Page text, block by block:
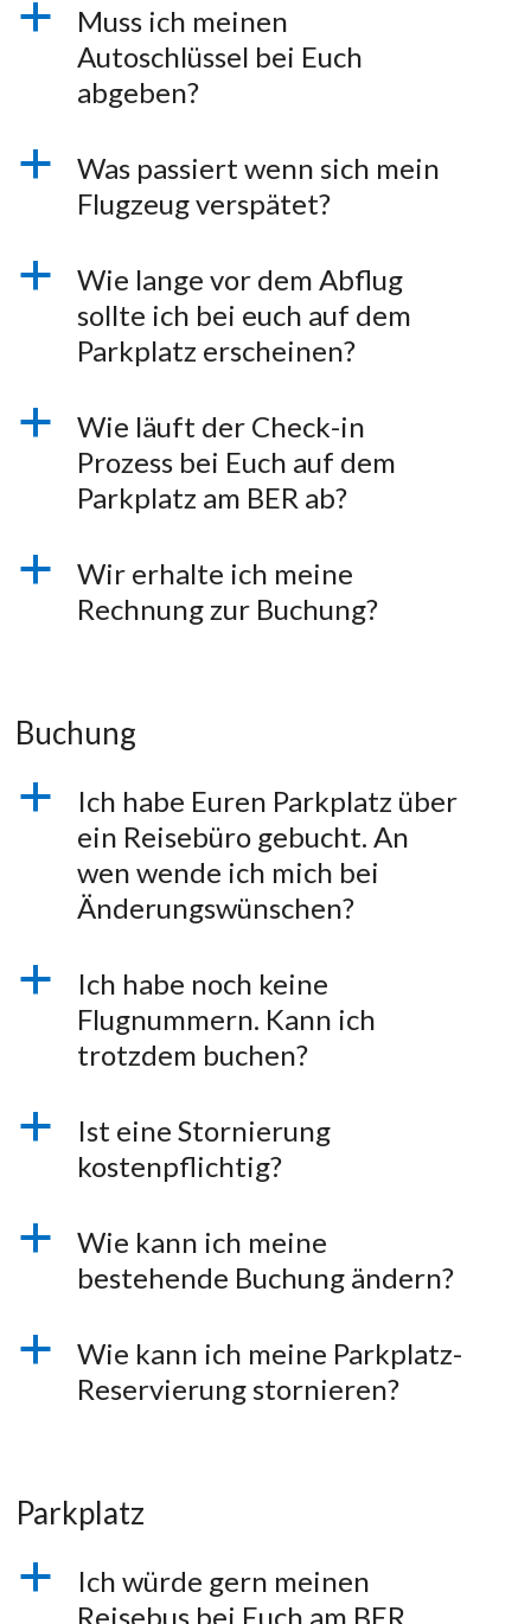
a
Muss ich meinen
Autoschlüssel bei Euch
abgeben?
a
Was passiert wenn sich mein
Flugzeug verspätet?
a
Wie lange vor dem Abflug
sollte ich bei euch auf dem
Parkplatz erscheinen?
a
Wie läuft der Check-in
Prozess bei Euch auf dem
Parkplatz am BER ab?
a
Wir erhalte ich meine
Rechnung zur Buchung?
Buchung
a
Ich habe Euren Parkplatz über
ein Reisebüro gebucht. An
wen wende ich mich bei
Änderungswünschen?
a
Ich habe noch keine
Flugnummern. Kann ich
trotzdem buchen?
a
Ist eine Stornierung
kostenpflichtig?
a
Wie kann ich meine
bestehende Buchung ändern?
a
Wie kann ich meine Parkplatz-
Reservierung stornieren?
Parkplatz
a
Ich würde gern meinen
Reisebus bei Euch am BER